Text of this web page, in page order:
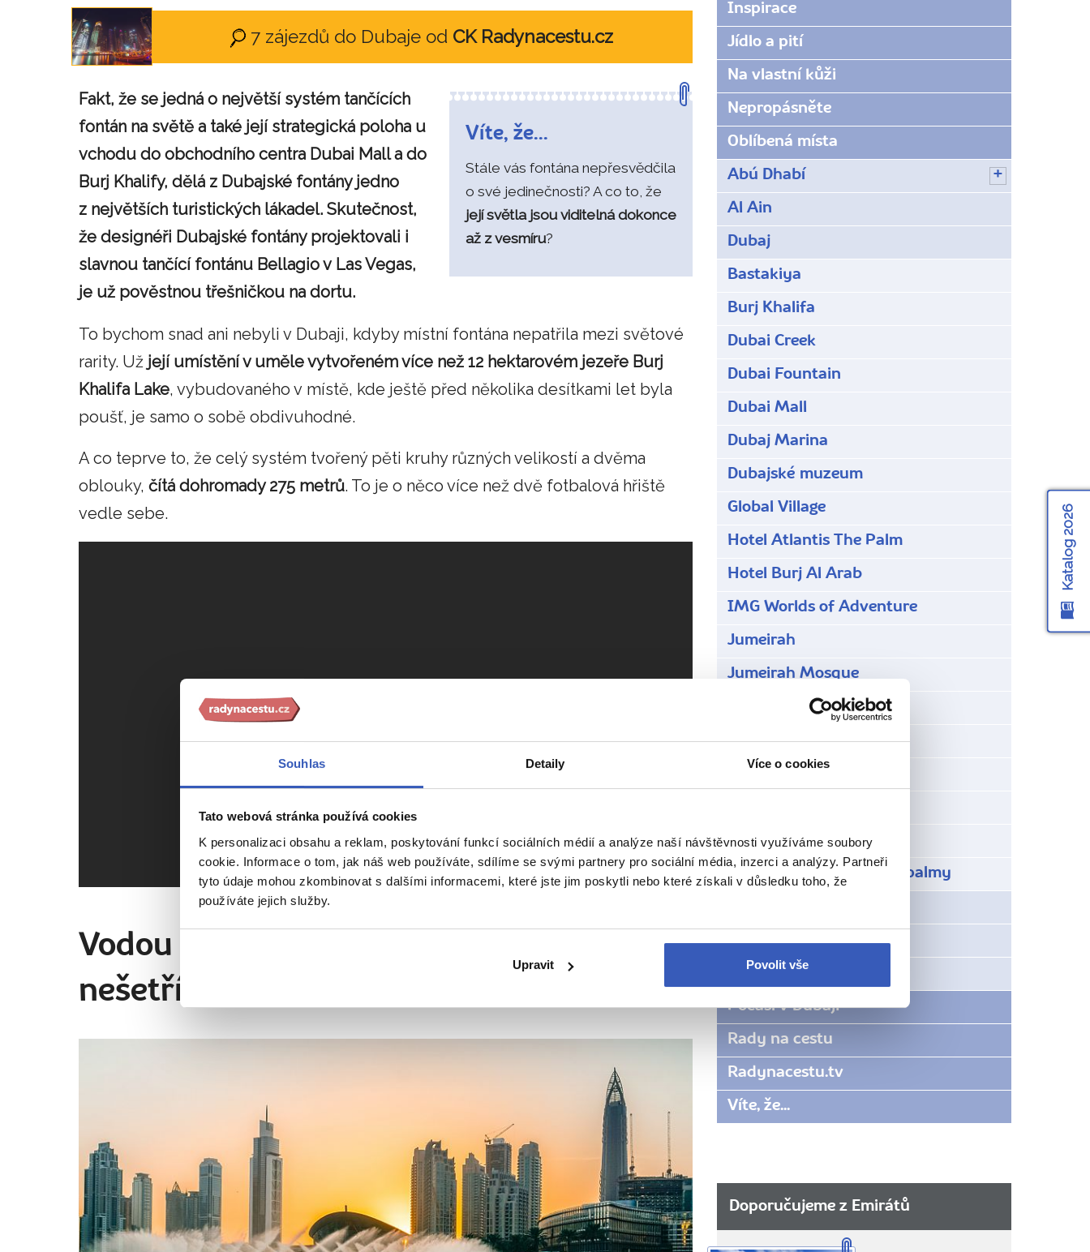
Souhlas Detaily Více o cookies
Tato webová stránka používá cookies
K personalizaci obsahu a reklam, poskytování funkcí sociálních médií a analýze naší návštěvnosti využíváme soubory
cookie. Informace o tom, jak náš web používáte, sdílíme se svými partnery pro sociální média, inzerci a analýzy. Partneři
tyto údaje mohou zkombinovat s dalšími informacemi, které jste jim poskytli nebo které získali v důsledku toho, že
používáte jejich služby.
Upravit Povolit vše
7 zájezdů do Dubaje od CK Radynacestu.cz
Víte, že...
Stále vás fontána nepřesvědčila
o své jedinečnosti? A co to, že
její světla jsou viditelná dokonce
až z vesmíru?
Fakt, že se jedná o největší systém tančících
fontán na světě a také její strategická poloha u
vchodu do obchodního centra Dubai Mall a do
Burj Khalify, dělá z Dubajské fontány jedno
z největších turistických lákadel. Skutečnost,
že designéři Dubajské fontány projektovali i
slavnou tančící fontánu Bellagio v Las Vegas,
je už pověstnou třešničkou na dortu.
To bychom snad ani nebyli v Dubaji, kdyby místní fontána nepatřila mezi světové
rarity. Už její umístění v uměle vytvořeném více než 12 hektarovém jezeře Burj
Khalifa Lake, vybudovaného v místě, kde ještě před několika desítkami let byla
poušť, je samo o sobě obdivuhodné.
A co teprve to, že celý systém tvořený pěti kruhy různých velikostí a dvěma
oblouky, čítá dohromady 275 metrů. To je o něco více než dvě fotbalová hřiště
vedle sebe.
Vodou se v pouštní Dubaji rozhodně
nešetří
Inspirace
Jídlo a pití
Na vlastní kůži
Nepropásněte
Oblíbená místa
Abú Dhabí
Al Ain
Dubaj
Bastakiya
Burj Khalifa
Dubai Creek
Dubai Fountain
Dubai Mall
Dubaj Marina
Dubajské muzeum
Global Village
Hotel Atlantis The Palm
Hotel Burj Al Arab
IMG Worlds of Adventure
Jumeirah
Jumeirah Mosque
Jumeirah Road
La Mer
Souky v Dubaji
Umělé ostrovy ve tvaru palmy
Hora Jebel Jais
Ras al Khaimah
Počasí v Dubaji
Rady na cestu
Radynacestu.tv
Víte, že...
Doporučujeme z Emirátů
Katalog 2026